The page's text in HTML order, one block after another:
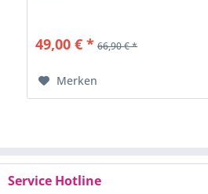
49,00 € * 66,90 € *
Merken
Service Hotline